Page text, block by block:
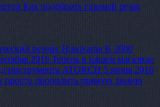
Как подобрать газовый резак
резчик Husqvarna K 3000
2016 Теперь в нашем магазине
инструмента ATORCH 5 июня 2016
просто пропилить прямую линию